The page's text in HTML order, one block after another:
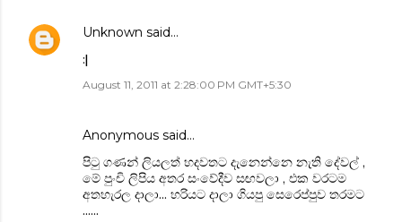
Unknown said…
:|
August 11, 2011 at 2:28:00 PM GMT+5:30
Anonymous said…
පිටු ගණන් ලියලත් හදවතට දැනෙන්නෙ නැති දේවල් ,
මේ පුංචි ලිපිය අතර සංවේදීව සඟවලා , එක වරටම
අතහැරල දාලා... හරියට දාලා ගියපු සෙරෙප්පුව තරමට
......